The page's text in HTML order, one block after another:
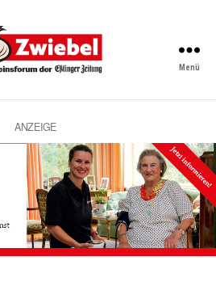
Vereinsforum
Eßlinger
Zeitung
Menü
ANZEIGE